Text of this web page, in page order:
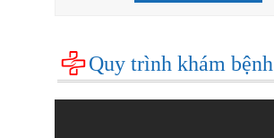
Quy trình khám bệnh